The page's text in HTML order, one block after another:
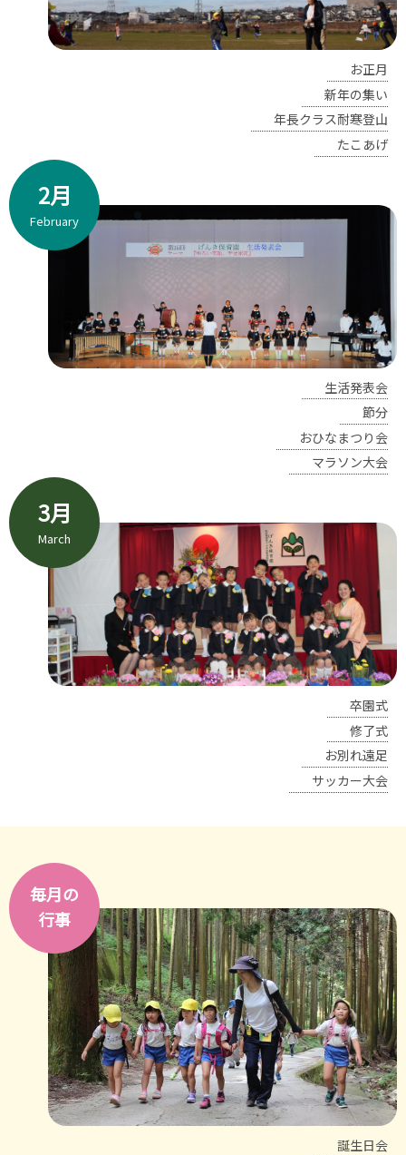
お正月
新年の集い
年長クラス耐寒登山
たこあげ
2月
February
生活発表会
節分
おひなまつり会
マラソン大会
3月
March
卒園式
修了式
お別れ遠足
サッカー大会
毎月の
行事
誕生日会